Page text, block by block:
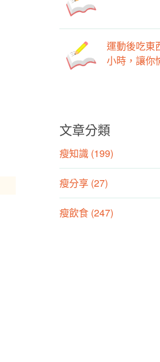
運動後吃東
小時，讓你
文章分類
瘦知識 (199)
瘦分享 (27)
瘦飲食 (247)